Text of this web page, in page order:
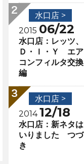
水口店 >
2015 06/22
水口店：レッツ、
Ｄ・Ｉ・Ｙ エア
コンフィルタ交換
編
水口店 >
201412/18
水口店：新ネタは
いりました つづ
き